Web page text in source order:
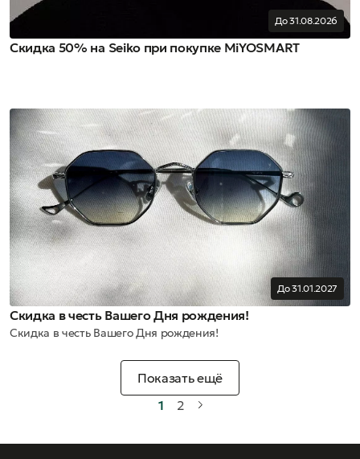
До 31.08.2026
Скидка 50% на Seiko при покупке MiYOSMART
До 31.01.2027
Скидка в честь Вашего Дня рождения!
Скидка в честь Вашего Дня рождения!
Показать ещё
1
2